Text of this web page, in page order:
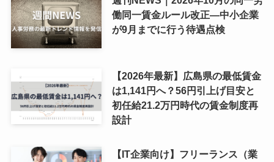
働同一賃金ルール改正―中小企業
が9月までに行う待遇点検
【2026年最新】広島県の最低賃金
は1,141円へ？56円引上げ目安と
初任給21.2万円時代の賃金制度再
設計
【IT企業向け】フリーランス（業